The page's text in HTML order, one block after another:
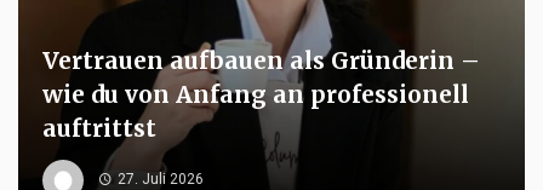
Vertrauen aufbauen als Gründerin –
wie du von Anfang an professionell
auftrittst
27. Juli 2026